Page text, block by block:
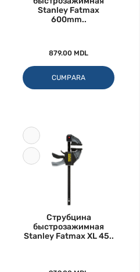
Stanley Fatmax
600mm..
879.00 MDL
CUMPARA
Струбцина
быстрозажимная
Stanley Fatmax XL 45..